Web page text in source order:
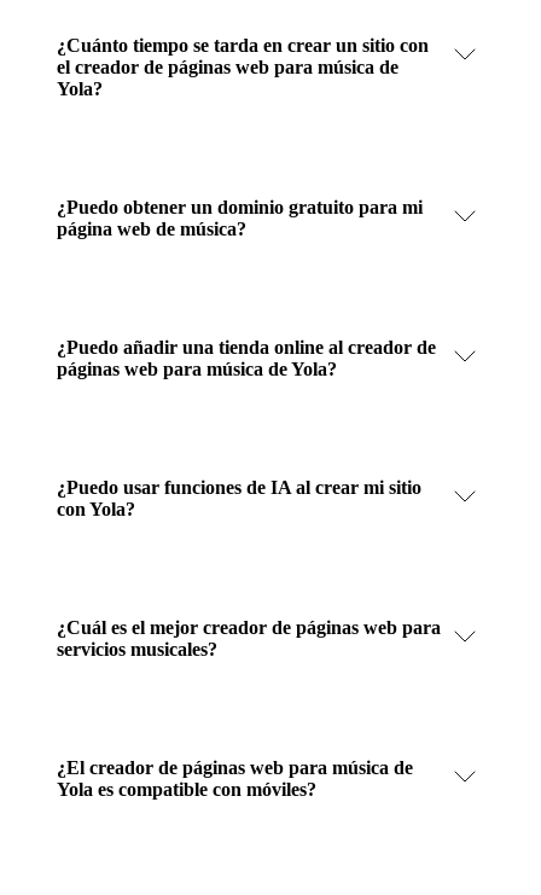
¿Cuánto tiempo se tarda en crear un sitio con
el creador de páginas web para música de
Yola?
¿Puedo obtener un dominio gratuito para mi
página web de música?
¿Puedo añadir una tienda online al creador de
páginas web para música de Yola?
¿Puedo usar funciones de IA al crear mi sitio
con Yola?
¿Cuál es el mejor creador de páginas web para
servicios musicales?
¿El creador de páginas web para música de
Yola es compatible con móviles?